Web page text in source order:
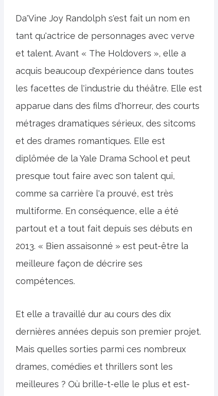
Da'Vine Joy Randolph s'est fait un nom en
tant qu'actrice de personnages avec verve
et talent. Avant « The Holdovers », elle a
acquis beaucoup d'expérience dans toutes
les facettes de l'industrie du théâtre. Elle est
apparue dans des films d'horreur, des courts
métrages dramatiques sérieux, des sitcoms
et des drames romantiques. Elle est
diplômée de la Yale Drama School et peut
presque tout faire avec son talent qui,
comme sa carrière l'a prouvé, est très
multiforme. En conséquence, elle a été
partout et a tout fait depuis ses débuts en
2013. « Bien assaisonné » est peut-être la
meilleure façon de décrire ses
compétences.
Et elle a travaillé dur au cours des dix
dernières années depuis son premier projet.
Mais quelles sorties parmi ces nombreux
drames, comédies et thrillers sont les
meilleures ? Où brille-t-elle le plus et est-